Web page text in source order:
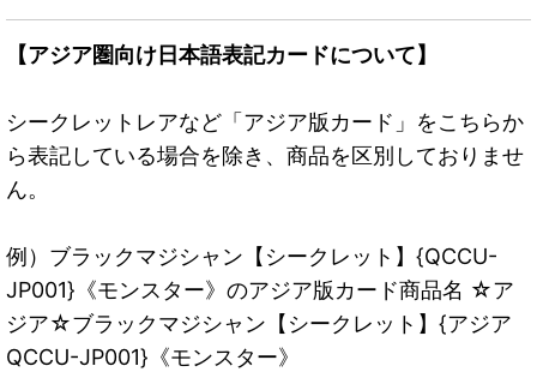
【アジア圏向け日本語表記カードについて】
シークレットレアなど「アジア版カード」をこちらか
ら表記している場合を除き、商品を区別しておりませ
ん。
例）ブラックマジシャン【シークレット】{QCCU-
JP001}《モンスター》のアジア版カード商品名 ☆ア
ジア☆ブラックマジシャン【シークレット】{アジア
QCCU-JP001}《モンスター》